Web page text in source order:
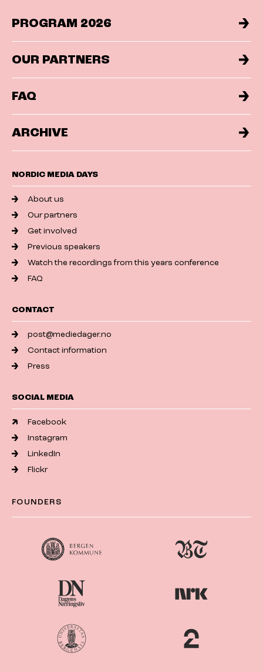
PROGRAM 2026
OUR PARTNERS
FAQ
ARCHIVE
NORDIC MEDIA DAYS
About us
Our partners
Get involved
Previous speakers
Watch the recordings from this years conference
FAQ
CONTACT
post@mediedager.no
Contact information
Press
SOCIAL MEDIA
Facebook
Instagram
LinkedIn
Flickr
FOUNDERS